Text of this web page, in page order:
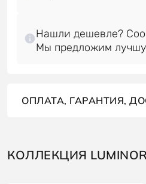
Нашли дешевле?
ОПЛАТА, ГАРАНТИЯ,
КОЛЛЕКЦИЯ